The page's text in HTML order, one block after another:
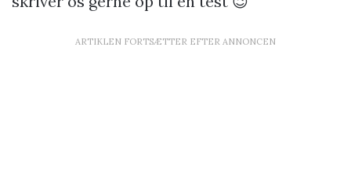
ARTIKLEN FORTSÆTTER EFTER ANNONCEN